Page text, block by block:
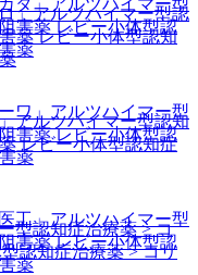
害薬 レビー小体型認
薬
ワ」 アルツハイマー型
害薬 レビー小体型認
薬
工」アルツハイマー型
害薬 レビー小体型認
薬
」アルツハイマー型認
薬 レビー小体型認知
アルツハイマー型認知
レビー小体型認知症
型認知症治療薬 > コ
認知症治療薬 > コリ